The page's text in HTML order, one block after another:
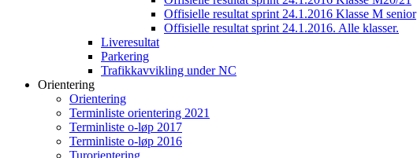
Offisielle resultat sprint 24.1.2016 Klasse M senior
Offisielle resultat sprint 24.1.2016. Alle klasser.
Liveresultat
Parkering
Trafikkavvikling under NC
Orientering
Orientering
Terminliste orientering 2021
Terminliste o-løp 2017
Terminliste o-løp 2016
Turorientering